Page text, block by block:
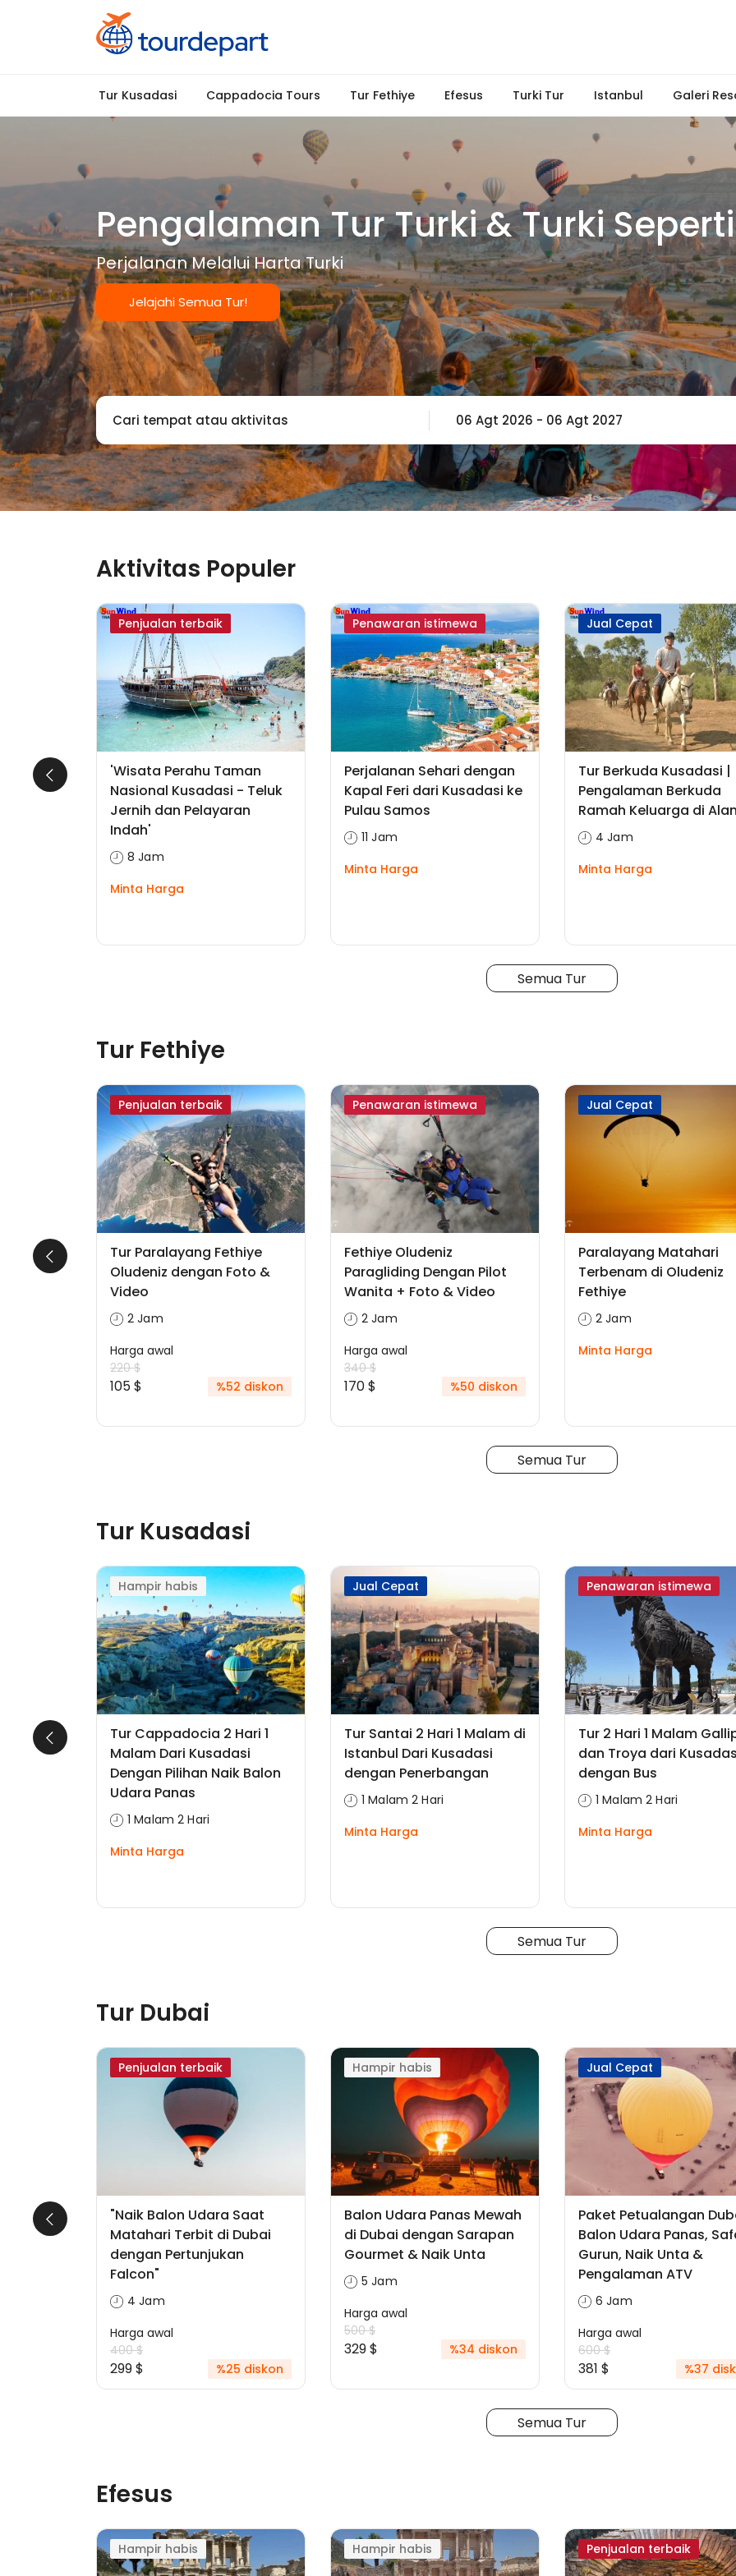
Tur Kusadasi Cappadocia Tours Tur Fethiye Efesus Turki Tur Istanbul Galeri
Pengalaman Tur Turki & Turki
Perjalanan Melalui Harta Turki
Jelajahi Semua Tur!
Cari tempat atau aktivitas
Aktivitas Populer
Penjualan terbaik
'Wisata Perahu Taman
Nasional Kusadasi - Teluk
Jernih dan Pelayaran
Indah'
8 Jam
Minta Harga
Penawaran istimewa
Perjalanan Sehari dengan
Kapal Feri dari Kusadasi ke
Pulau Samos
11 Jam
Minta Harga
Jual Cepat
Tur Berkuda Kusadasi |
Pengalaman Berkuda
Ramah Keluarga di
4 Jam
Minta Harga
Semua Tur
Tur Fethiye
Penjualan terbaik
Tur Paralayang Fethiye
Oludeniz dengan Foto &
Video
2 Jam
Harga awal
220 $
105 $ %52 diskon
Penawaran istimewa
Fethiye Oludeniz
Paragliding Dengan Pilot
Wanita + Foto & Video
2 Jam
Harga awal
340 $
170 $ %50 diskon
Jual Cepat
Paralayang Matahari
Terbenam di Oludeniz
Fethiye
2 Jam
Minta Harga
Semua Tur
Tur Kusadasi
Hampir habis
Tur Cappadocia 2 Hari 1
Malam Dari Kusadasi
Dengan Pilihan Naik Balon
Udara Panas
1 Malam 2 Hari
Minta Harga
Jual Cepat
Tur Santai 2 Hari 1 Malam di
Istanbul Dari Kusadasi
dengan Penerbangan
1 Malam 2 Hari
Minta Harga
Penawaran istimewa
Tur 2 Hari 1 Malam
dan Troya dari
dengan Bus
1 Malam 2 Hari
Minta Harga
Semua Tur
Tur Dubai
&
Penjualan terbaik
"Naik Balon Udara Saat
Matahari Terbit di Dubai
dengan Pertunjukan
Falcon"
4 Jam
Harga awal
400 $
299 $ %25 diskon
Hampir habis
Balon Udara Panas Mewah
di Dubai dengan Sarapan
Gourmet & Naik Unta
5 Jam
Harga awal
500 $
329 $ %34 diskon
Jual Cepat
Paket Petualangan
Balon Udara Panas,
Gurun, Naik Unta &
Pengalaman ATV
6 Jam
Harga awal
600 $
381 $ %37
Semua Tur
Efesus
Hampir habis Hampir habis Penjualan terbaik